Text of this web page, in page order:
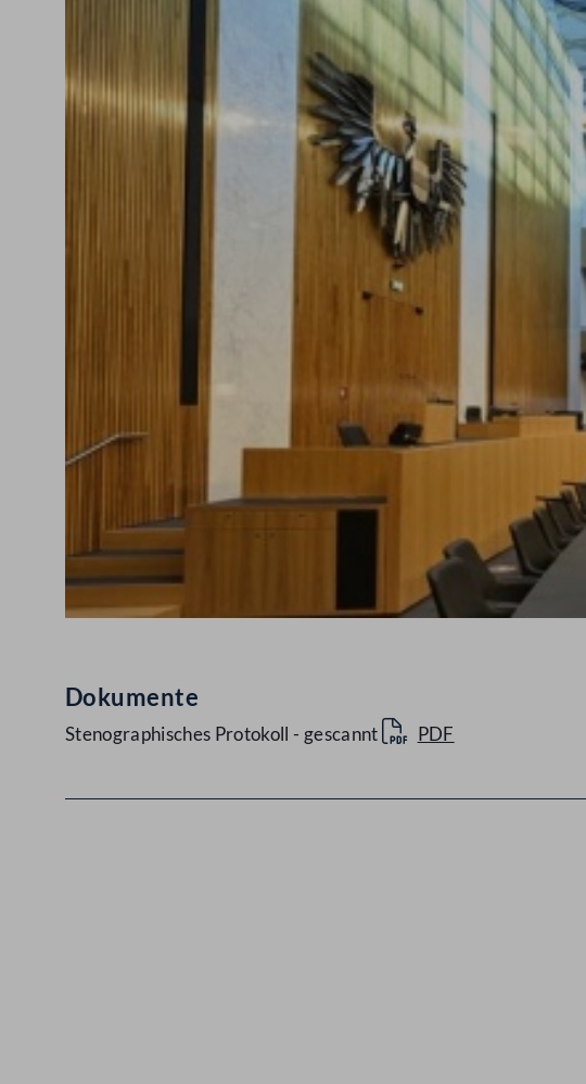
Dokumente
Stenographisches Protokoll - gescannt PDF